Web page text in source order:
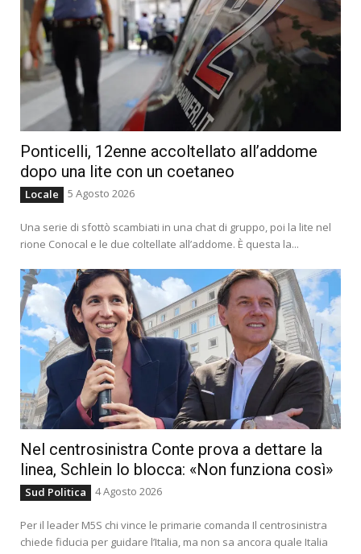
Ponticelli, 12enne accoltellato all’addome
dopo una lite con un coetaneo
Locale 5 Agosto 2026
Una serie di sfottò scambiati in una chat di gruppo, poi la lite nel
rione Conocal e le due coltellate all’addome. È questa la...
Nel centrosinistra Conte prova a dettare la
linea, Schlein lo blocca: «Non funziona così»
Sud Politica 4 Agosto 2026
Per il leader M5S chi vince le primarie comanda Il centrosinistra
chiede fiducia per guidare l’Italia, ma non sa ancora quale Italia